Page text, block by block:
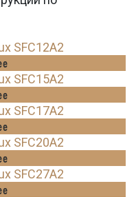
SFC12A2
SFC15A2
SFC17A2
SFC20A2
SFC27A2